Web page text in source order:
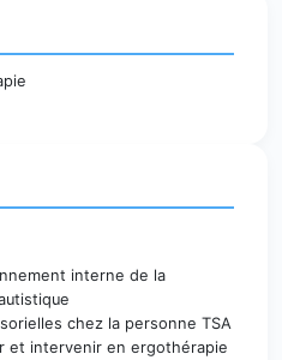
interne de la
chez la personne TSA
et intervenir en ergothérapie